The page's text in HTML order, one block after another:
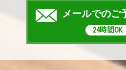
メールでのご
24時間OK